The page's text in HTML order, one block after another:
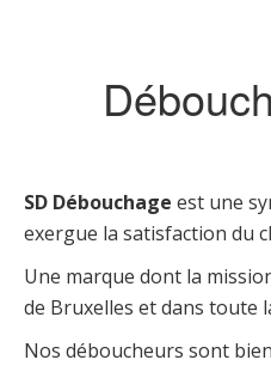
SD Débouchage est une
exergue la satisfaction du
Une marque dont la
de Bruxelles et dans toute
Nos déboucheurs sont